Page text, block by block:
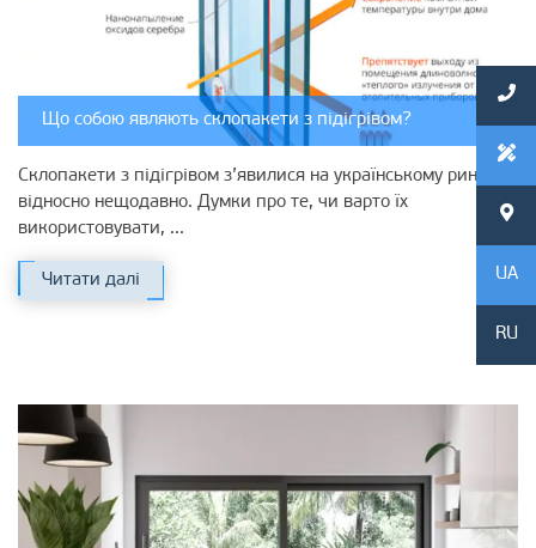
Що собою являють склопакети з підігрівом?
Склопакети з підігрівом з’явилися на українському ринку
відносно нещодавно. Думки про те, чи варто їх
використовувати, ...
Читати далі UA
RU